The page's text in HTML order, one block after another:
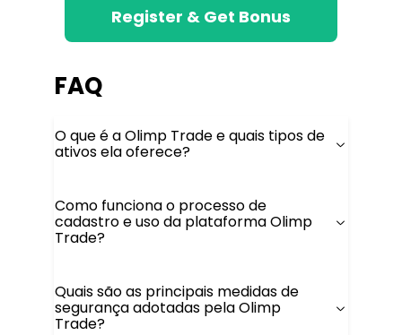
Register & Get Bonus
FAQ
O que é a Olimp Trade e quais tipos de
ativos ela oferece?
Como funciona o processo de
cadastro e uso da plataforma Olimp
Trade?
Quais são as principais medidas de
segurança adotadas pela Olimp
Trade?